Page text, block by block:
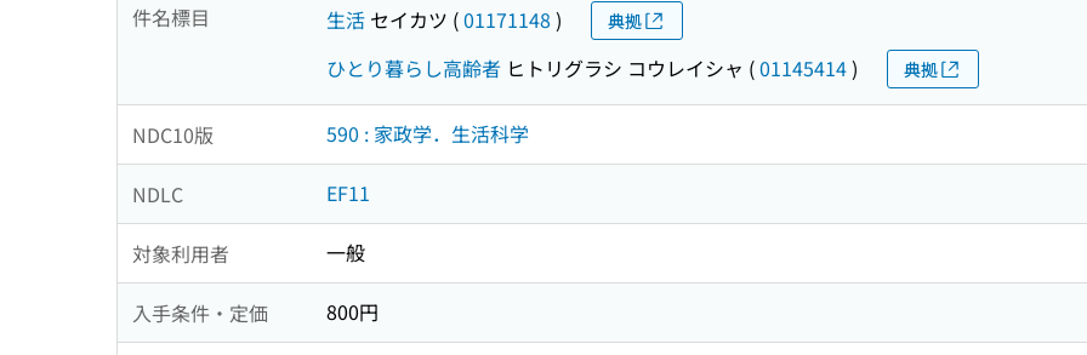
件名標目 生活 セイカツ (01171148 ) 典拠
ひとり暮らし高齢者 ヒトリグラシ コウレイシャ (01145414) 典拠
NDC10版 590 : 家政学．生活科学
NDLC EF11
対象利用者 一般
入手条件・定価 800円